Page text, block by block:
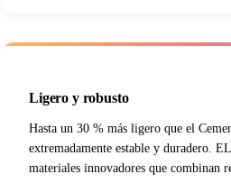
Ligero y robusto
Hasta un 30 % más ligero que el
extremadamente estable y duradero.
materiales innovadores que combinan